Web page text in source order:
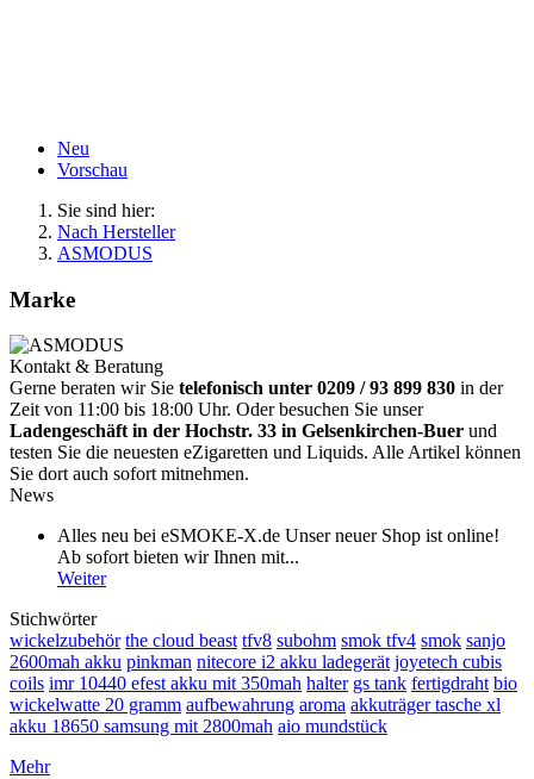
Neu
Vorschau
Sie sind hier:
Nach Hersteller
ASMODUS
Marke
Kontakt & Beratung
Gerne beraten wir Sie telefonisch unter 0209 / 93 899 830 in der
Zeit von 11:00 bis 18:00 Uhr. Oder besuchen Sie unser
Ladengeschäft in der Hochstr. 33 in Gelsenkirchen-Buer und
testen Sie die neuesten eZigaretten und Liquids. Alle Artikel können
Sie dort auch sofort mitnehmen.
News
Alles neu bei eSMOKE-X.de Unser neuer Shop ist online!
Ab sofort bieten wir Ihnen mit...
Weiter
Stichwörter
wickelzubehör the cloud beast tfv8 subohm smok tfv4 smok sanjo
2600mah akku pinkman nitecore i2 akku ladegerät joyetech cubis
coils imr 10440 efest akku mit 350mah halter gs tank fertigdraht bio
wickelwatte 20 gramm aufbewahrung aroma akkuträger tasche xl
akku 18650 samsung mit 2800mah aio mundstück
Mehr